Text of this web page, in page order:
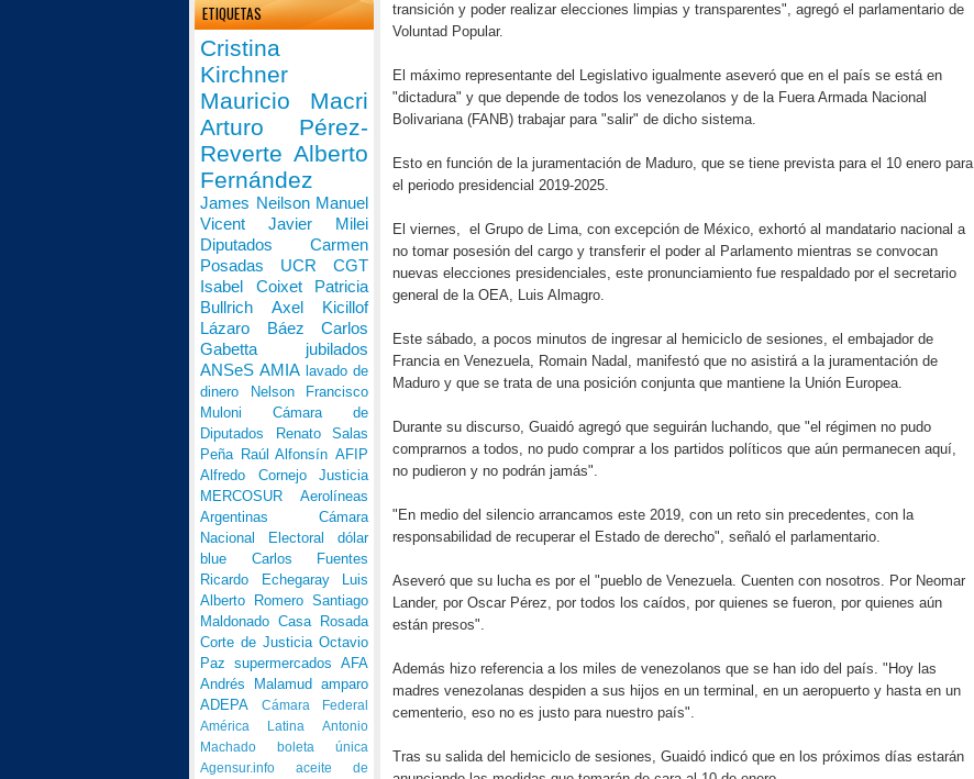
transición y poder realizar elecciones limpias y transparentes", agregó el parlamentario de
Voluntad Popular.
El máximo representante del Legislativo igualmente aseveró que en el país se está en
"dictadura" y que depende de todos los venezolanos y de la Fuera Armada Nacional
Bolivariana (FANB) trabajar para "salir" de dicho sistema.
Esto en función de la juramentación de Maduro, que se tiene prevista para el 10 enero para
el periodo presidencial 2019-2025.
El viernes, el Grupo de Lima, con excepción de México, exhortó al mandatario nacional a
no tomar posesión del cargo y transferir el poder al Parlamento mientras se convocan
nuevas elecciones presidenciales, este pronunciamiento fue respaldado por el secretario
general de la OEA, Luis Almagro.
Este sábado, a pocos minutos de ingresar al hemiciclo de sesiones, el embajador de
Francia en Venezuela, Romain Nadal, manifestó que no asistirá a la juramentación de
Maduro y que se trata de una posición conjunta que mantiene la Unión Europea.
Durante su discurso, Guaidó agregó que seguirán luchando, que "el régimen no pudo
comprarnos a todos, no pudo comprar a los partidos políticos que aún permanecen aquí,
no pudieron y no podrán jamás".
"En medio del silencio arrancamos este 2019, con un reto sin precedentes, con la
responsabilidad de recuperar el Estado de derecho", señaló el parlamentario.
Aseveró que su lucha es por el "pueblo de Venezuela. Cuenten con nosotros. Por Neomar
Lander, por Oscar Pérez, por todos los caídos, por quienes se fueron, por quienes aún
están presos".
Además hizo referencia a los miles de venezolanos que se han ido del país. "Hoy las
madres venezolanas despiden a sus hijos en un terminal, en un aeropuerto y hasta en un
cementerio, eso no es justo para nuestro país".
Tras su salida del hemiciclo de sesiones, Guaidó indicó que en los próximos días estarán
ETIQUETAS
Cristina
Kirchner
Mauricio Macri
Arturo Pérez-
Reverte Alberto
Fernández
James Neilson Manuel
Vicent Javier Milei
Diputados Carmen
Posadas UCR CGT
Isabel Coixet Patricia
Bullrich Axel Kicillof
Lázaro Báez Carlos
Gabetta jubilados
ANSeSAMIA lavado de
dinero
Nelson Francisco
Muloni Cámara de
Diputados
Renato Salas
Peña Raúl AlfonsínAFIP
Alfredo Cornejo Justicia
MERCOSUR Aerolíneas
Argentinas Cámara
Nacional Electoral dólar
blue Carlos Fuentes
Ricardo Echegaray
Luis
Alberto Romero Santiago
Maldonado Casa Rosada
Corte de Justicia Octavio
Paz supermercados AFA
Andrés Malamud amparo
ADEPA
Cámara Federal
América Latina Antonio
Machado boleta única
Agensur.info aceite de